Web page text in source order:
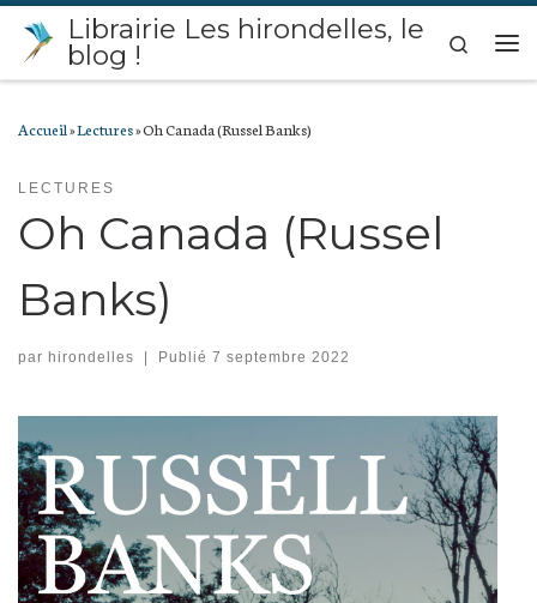
Passer au contenu
Librairie Les hirondelles, le
blog !
Search
Accueil»Lectures»Oh Canada (Russel Banks)
LECTURES
Oh Canada (Russel
Banks)
par hirondelles | Publié 7 septembre 2022